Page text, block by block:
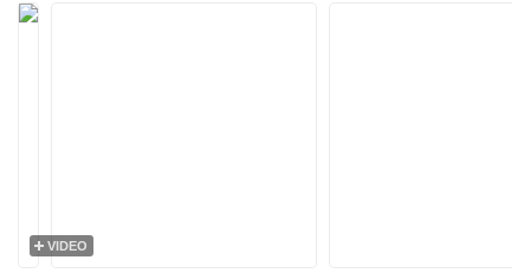
VIDEO